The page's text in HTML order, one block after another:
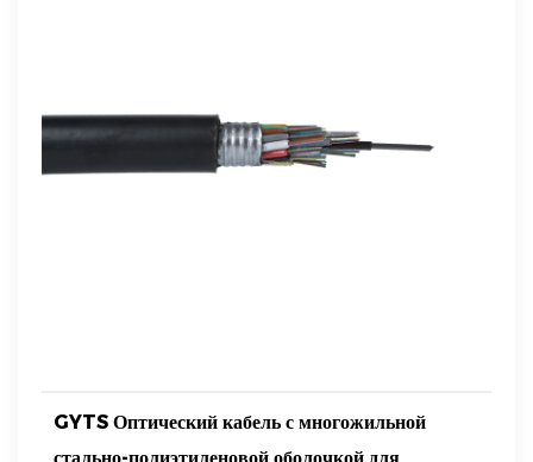
GYTS Оптический кабель с многожильной